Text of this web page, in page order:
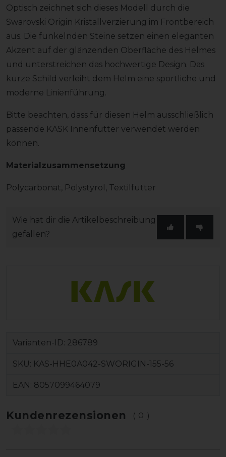
Optisch zeichnet sich dieses Modell durch die
Swarovski Origin Kristallverzierung im Frontbereich
aus. Die funkelnden Steine setzen einen eleganten
Akzent auf der glänzenden Oberfläche des Helmes
und unterstreichen das hochwertige Design. Das
kurze Schild verleiht dem Helm eine sportliche und
moderne Linienführung.
Bitte beachten, dass für diesen Helm ausschließlich
passende KASK Innenfutter verwendet werden
können.
Materialzusammensetzung
Polycarbonat, Polystyrol, Textilfutter
Wie hat dir die Artikelbeschreibung
gefallen?
Varianten-ID: 286789
SKU: KAS-HHE0A042-SWORIGIN-155-56
EAN: 8057099464079
Kundenrezensionen (0)